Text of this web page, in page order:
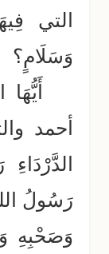
التي
وَسَلَامٍ؟
أحمد
رَسُولُ
وَصَحْبِهِ